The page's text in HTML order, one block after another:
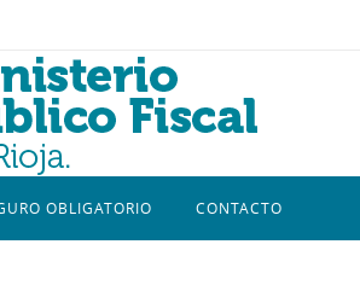
OBLIGATORIO CONTACTO